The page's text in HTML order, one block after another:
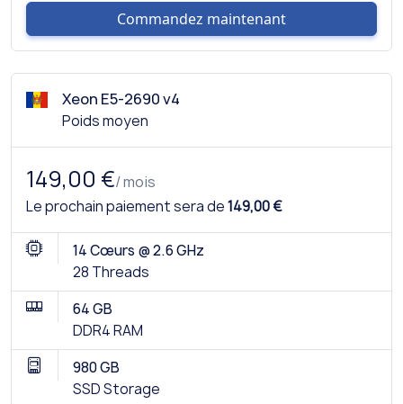
Commandez maintenant
Xeon E5-2690 v4
Poids moyen
149,00 €/ mois
Le prochain paiement sera de149,00 €
14 Cœurs @ 2.6 GHz
28 Threads
64 GB
DDR4 RAM
980 GB
SSD Storage